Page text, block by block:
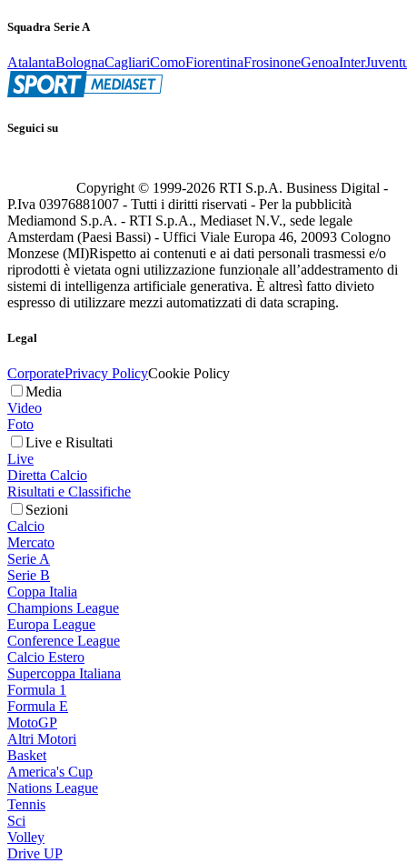
Squadra Serie A
AtalantaBolognaCagliariComoFiorentinaFrosinoneGenoaInter
Seguici su
Copyright © 1999-2026 RTI S.p.A. Business Digital -
P.Iva 03976881007 - Tutti i diritti riservati - Per la pubblicità
Mediamond S.p.A. - RTI S.p.A., Mediaset N.V., sede legale
Amsterdam (Paesi Bassi) - Uffici Viale Europa 46, 20093 Cologno
Monzese (MI)Rispetto ai contenuti e ai dati personali trasmessi e/o
riprodotti è vietata ogni utilizzazione funzionale all’addestramento di
sistemi di intelligenza artificiale generativa. È altresì fatto divieto
espresso di utilizzare mezzi automatizzati di data scraping.
Legal
CorporatePrivacy PolicyCookie Policy
Media
Video
Foto
Live e Risultati
Live
Diretta Calcio
Risultati e Classifiche
Sezioni
Calcio
Mercato
Serie A
Serie B
Coppa Italia
Champions League
Europa League
Conference League
Calcio Estero
Supercoppa Italiana
Formula 1
Formula E
MotoGP
Altri Motori
Basket
America's Cup
Nations League
Tennis
Sci
Volley
Drive UP